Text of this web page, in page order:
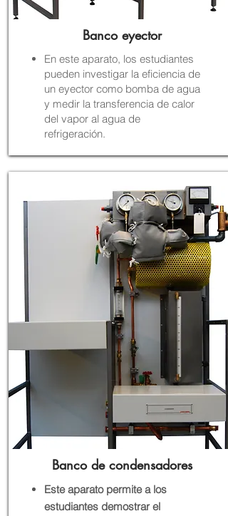
Banco eyector
En este aparato, los estudiantes
pueden investigar la eficiencia de
un eyector como bomba de agua
y medir la transferencia de calor
del vapor al agua de
refrigeración.
Banco de condensadores
Este aparato permite a los
estudiantes demostrar el